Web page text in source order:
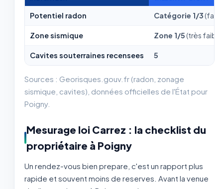
Potentiel radon Catégorie 1/3
Zone sismique Zone 1/5(très
Cavites souterraines recensees 5
Sources : Georisques.gouv.fr (radon, zonage
sismique, cavites), données officielles de l'État pour
Poigny.
Mesurage loi Carrez : la checklist du
propriétaire à Poigny
Un rendez-vous bien prepare, c'est un rapport plus
rapide et souvent moins de reserves. Avant la venue